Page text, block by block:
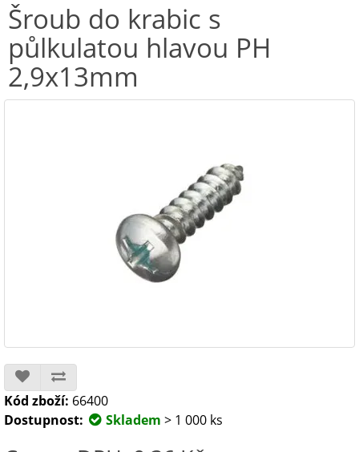
Šroub do krabic s
půlkulatou hlavou PH
2,9x13mm
Kód zboží: 66400
Dostupnost:
Skladem > 1 000 ks